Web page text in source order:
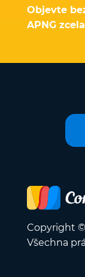
Objevte
APNG
Copyright ©
Všechna